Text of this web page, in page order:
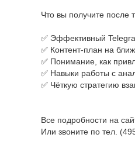
Что вы получите после
✅ Эффективный
✅ Контент-план на
✅ Понимание, как
✅ Навыки работы с
✅ Чёткую стратегию
Все подробности на
Или звоните по тел.